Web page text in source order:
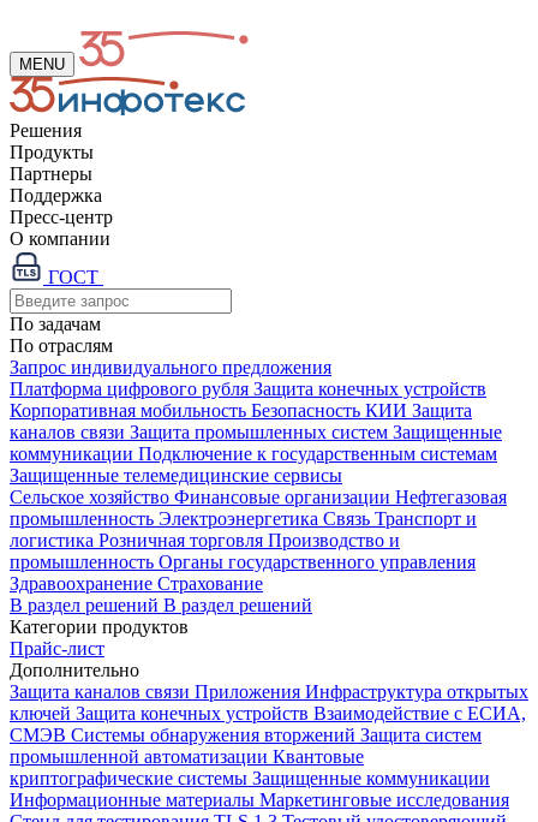
MENU
Решения
Продукты
Партнеры
Поддержка
Пресс-центр
О компании
ГОСТ
По задачам
По отраслям
Запрос индивидуального предложения
Платформа цифрового рубля Защита конечных устройств
Корпоративная мобильность Безопасность КИИ Защита
каналов связи Защита промышленных систем Защищенные
коммуникации Подключение к государственным системам
Защищенные телемедицинские сервисы
Сельское хозяйство Финансовые организации Нефтегазовая
промышленность Электроэнергетика Связь Транспорт и
логистика Розничная торговля Производство и
промышленность Органы государственного управления
Здравоохранение Страхование
В раздел решений В раздел решений
Категории продуктов
Прайс-лист
Дополнительно
Защита каналов связи Приложения Инфраструктура открытых
ключей Защита конечных устройств Взаимодействие с ЕСИА,
СМЭВ Системы обнаружения вторжений Защита систем
промышленной автоматизации Квантовые
криптографические системы Защищенные коммуникации
Информационные материалы Маркетинговые исследования